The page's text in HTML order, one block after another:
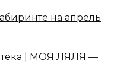
на апрель
| МОЯ ЛЯЛЯ —